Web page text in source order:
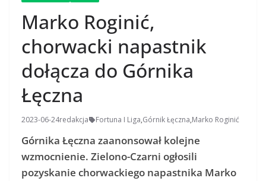
Marko Roginić,
chorwacki napastnik
dołącza do Górnika
Łęczna
2023-06-24redakcja Fortuna I Liga,Górnik Łęczna,Marko Roginić
Górnika Łęczna zaanonsował kolejne
wzmocnienie. Zielono-Czarni ogłosili
pozyskanie chorwackiego napastnika Marko